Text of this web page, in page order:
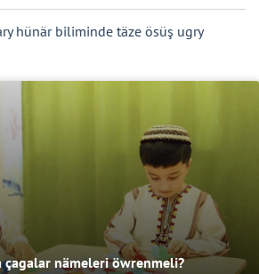
hünär biliminde täze ösüş ugry
çagalar nämeleri öwrenmeli?